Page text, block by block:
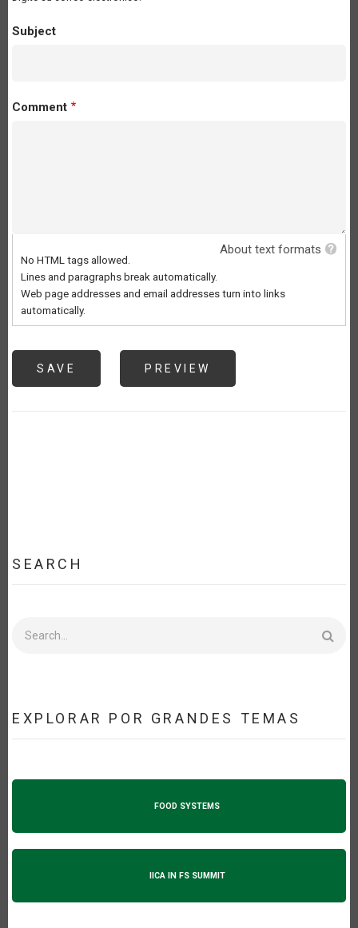
Subject
Comment
About text formats
No HTML tags allowed.
Lines and paragraphs break automatically.
Web page addresses and email addresses turn into links
automatically.
SEARCH
EXPLORAR POR GRANDES TEMAS
FOOD SYSTEMS
IICA IN FS SUMMIT